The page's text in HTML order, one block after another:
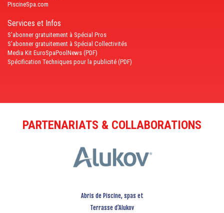
PiscineSpa.com
Services et Infos
S'abonner gratuitement à Spécial Pros
S'abonner gratuitement à Spécial Collectivités
Media Kit EuroSpaPoolNews (PDF)
Spécification Techniques pour la publicité (PDF)
PARTENARIATS & COLLABORATIONS
Abris de Piscine, spas et
Terrasse d’Alukov